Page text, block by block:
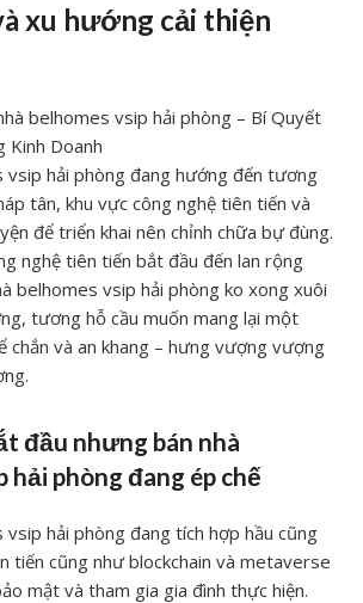
xu hướng cải thiện
vsip hải phòng đang hướng đến tương
tân, khu vực công nghệ tiên tiến và
để triển khai nên chỉnh chữa bự đùng.
nghệ tiên tiến bắt đầu đến lan rộng
belhomes vsip hải phòng ko xong xuôi
tương hỗ cầu muốn mang lại một
chắn và an khang – hưng vượng vượng
đầu nhưng bán nhà
hải phòng đang ép chế
vsip hải phòng đang tích hợp hầu cũng
tiến cũng như blockchain và metaverse
mật và tham gia gia đình thực hiện.